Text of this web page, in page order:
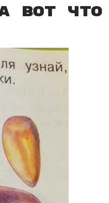
вот что